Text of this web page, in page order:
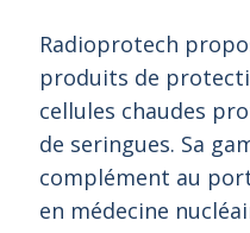
Radioprotech
produits de
cellules chaudes
de seringues. Sa
complément au
en médecine